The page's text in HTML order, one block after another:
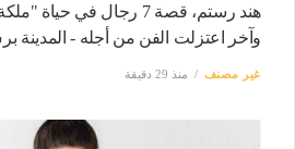
هند رستم، قصة 7 رجال في
وآخر اعتزلت الفن من أجله - المدينة
غير مصنف منذ 29 دقيقة